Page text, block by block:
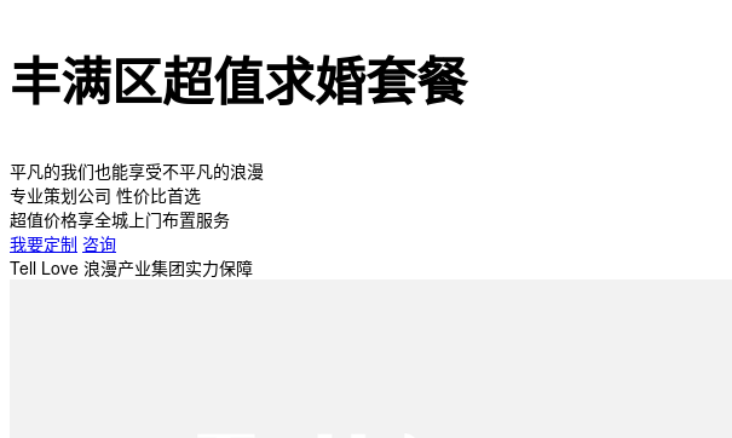
丰满区超值求婚套餐
平凡的我们也能享受不平凡的浪漫
专业策划公司 性价比首选
超值价格享全城上门布置服务
我要定制 咨询
Tell Love 浪漫产业集团实力保障